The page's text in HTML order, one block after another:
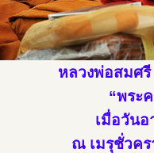
หลวงพ่อสมศรี
“พระ
เมื่อวัน
ณ เมรุชั่วค